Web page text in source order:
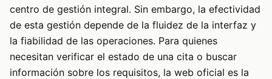
centro de gestión integral. Sin embargo, la efectividad
de esta gestión depende de la fluidez de la interfaz y
la fiabilidad de las operaciones. Para quienes
necesitan verificar el estado de una cita o buscar
información sobre los requisitos, la web oficial es la